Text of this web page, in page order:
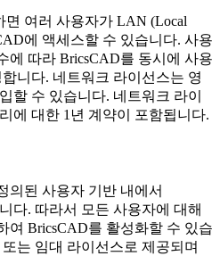
여러 사용자가 LAN (Local
에 액세스할 수 있습니다. 사용
에 따라 BricsCAD를 동시에 사용
니다. 네트워크 라이선스는 영
할 수 있습니다. 네트워크 라이
에 대한 1년 계약이 포함됩니다.
의된 사용자 기반 내에서
다. 따라서 모든 사용자에 대해
여 BricsCAD를 활성화할 수 있습
는 임대 라이선스로 제공되며